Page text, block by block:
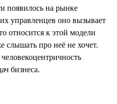
появилось на рынке
управленцев оно вызывает
относится к этой модели
слышать про неё не хочет.
бизнеса.